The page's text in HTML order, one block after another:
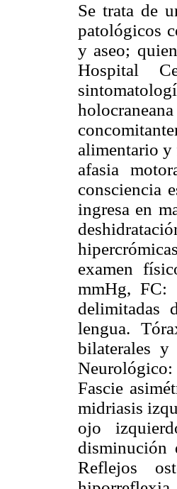
Se trata de
patológicos
y aseo;
Hospital
alimentario y
afasia
consciencia
ingresa en
examen
mmHg, FC:
delimitadas
lengua.
bilaterales y
Fascie
midriasis
ojo
disminución
Reflejos